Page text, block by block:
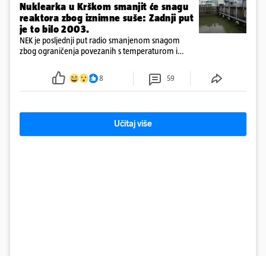
Nuklearka u Krškom smanjit će snagu
reaktora zbog iznimne suše: Zadnji put
je to bilo 2003.
NEK je posljednji put radio smanjenom snagom
zbog ograničenja povezanih s temperaturom i
smanjenje snage bilo potrebno više od 90 dana.
8 59
Učitaj više